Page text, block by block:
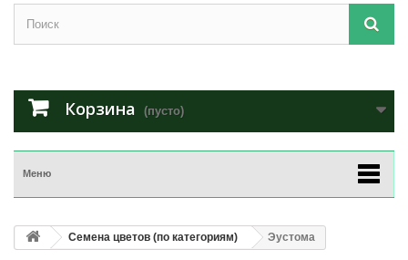
Корзина (пусто)
Меню
Семена цветов (по категориям) Эустома